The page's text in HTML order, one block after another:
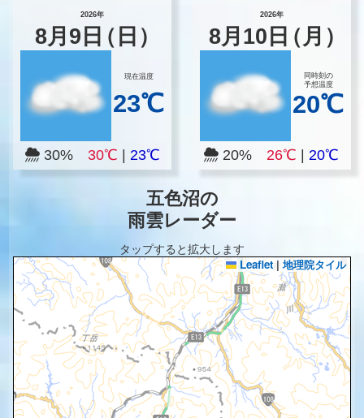
2026年
8月 9 日（日）
現在温度
23℃
30% 30℃ 23℃
2026年
8月 10 日（月）
同時刻の
予想温度
20℃
20% 26℃ |20℃
五色沼の
雨雲レーダー
タップすると拡大します
Leaflet | 地理院タイル